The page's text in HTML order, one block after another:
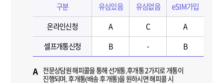
구분 유심있음 유심없음 eSIM가입
온라인신청 A C A
셀프개통신청 B - B
A
전문상담원 해피콜을 통해 선개통,후개통 2가지로 개통이
진행되며, 후개통(배송 후 개통)을 원하시면 해피콜 시